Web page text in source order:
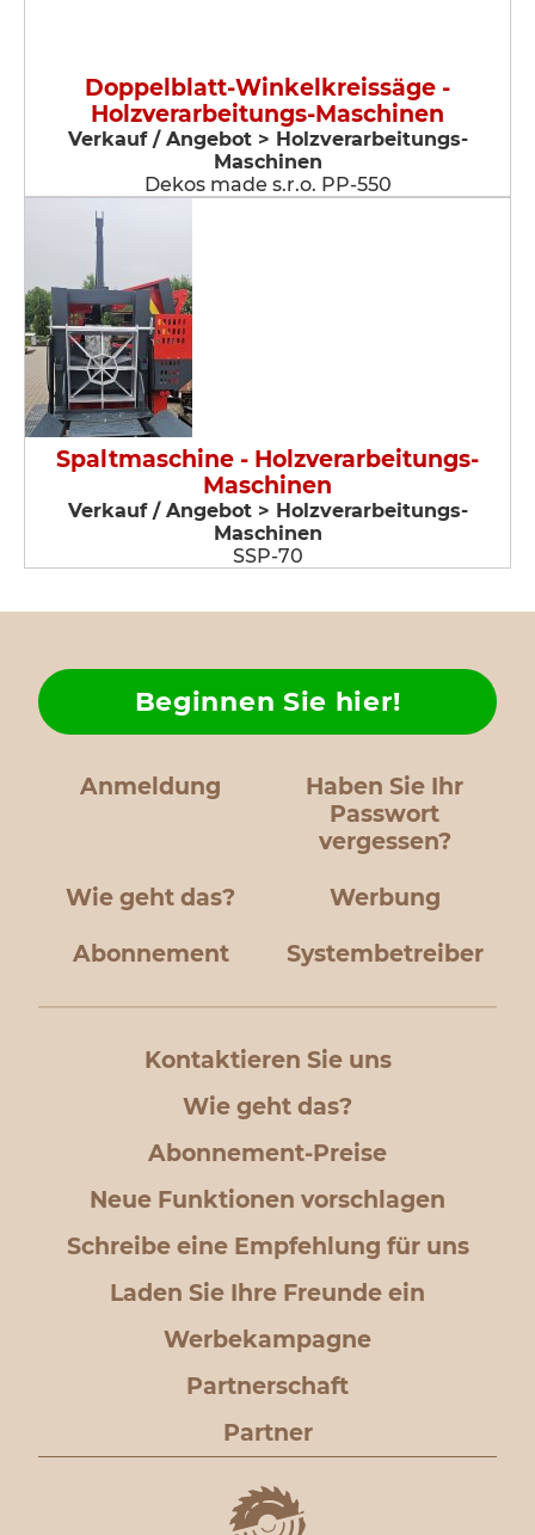
Doppelblatt-Winkelkreissäge -
Holzverarbeitungs-Maschinen
Verkauf / Angebot > Holzverarbeitungs-
Maschinen
Dekos made s.r.o. PP-550
Spaltmaschine - Holzverarbeitungs-
Maschinen
Verkauf / Angebot > Holzverarbeitungs-
Maschinen
SSP-70
Anmeldung
Haben Sie Ihr
Passwort
vergessen?
Wie geht das?
Beginnen Sie hier!
Werbung
Abonnement Systembetreiber
Kontaktieren Sie uns
Wie geht das?
Abonnement-Preise
Neue Funktionen vorschlagen
Schreibe eine Empfehlung für uns
Laden Sie Ihre Freunde ein
Werbekampagne
Partnerschaft
Partner